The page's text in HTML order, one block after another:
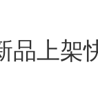
品上架